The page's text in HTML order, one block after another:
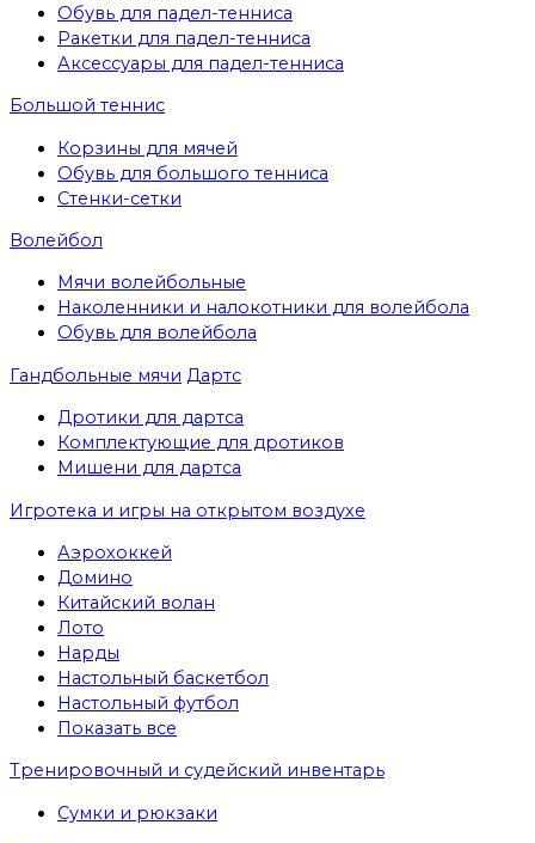
Обувь для падел-тенниса
Ракетки для падел-тенниса
Аксессуары для падел-тенниса
Большой теннис
Корзины для мячей
Обувь для большого тенниса
Стенки-сетки
Волейбол
Мячи волейбольные
Наколенники и налокотники для волейбола
Обувь для волейбола
Гандбольные мячи Дартс
Дротики для дартса
Комплектующие для дротиков
Мишени для дартса
Игротека и игры на открытом воздухе
Аэрохоккей
Домино
Китайский волан
Лото
Нарды
Настольный баскетбол
Настольный футбол
Показать все
Тренировочный и судейский инвентарь
Сумки и рюкзаки